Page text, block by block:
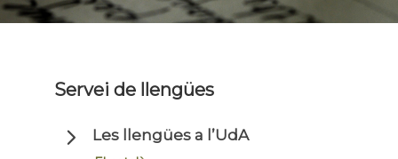
Servei de llengües
Les llengües a l’UdA